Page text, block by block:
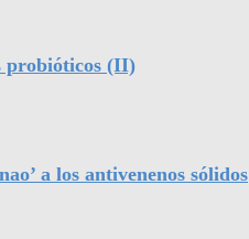
probióticos (II)
a los antivenenos sólidos